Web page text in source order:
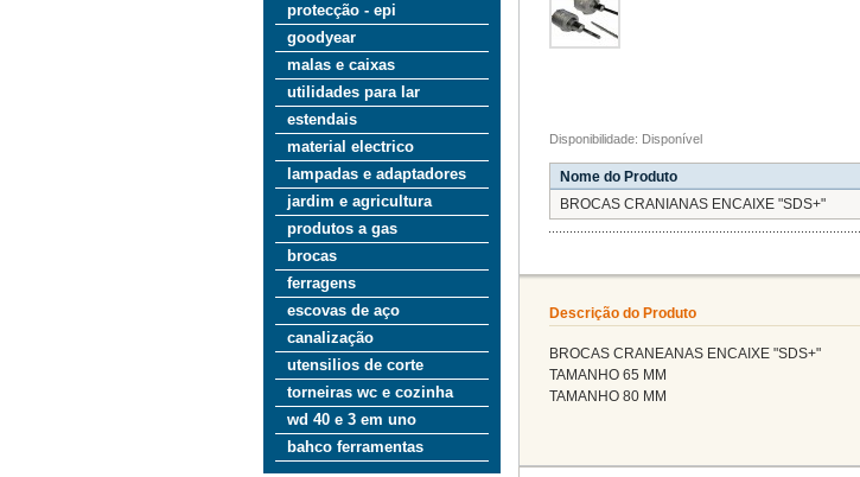
protecção - epi
goodyear
malas e caixas
utilidades para lar
estendais
material electrico
lampadas e adaptadores
jardim e agricultura
produtos a gas
brocas
ferragens
escovas de aço
canalização
utensilios de corte
torneiras wc e cozinha
wd 40 e 3 em uno
bahco ferramentas
Disponibilidade: Disponível
Nome do Produto
BROCAS CRANIANAS ENCAIXE "SDS+"
Descrição do Produto
BROCAS CRANEANAS ENCAIXE "SDS+"
TAMANHO 65 MM
TAMANHO 80 MM